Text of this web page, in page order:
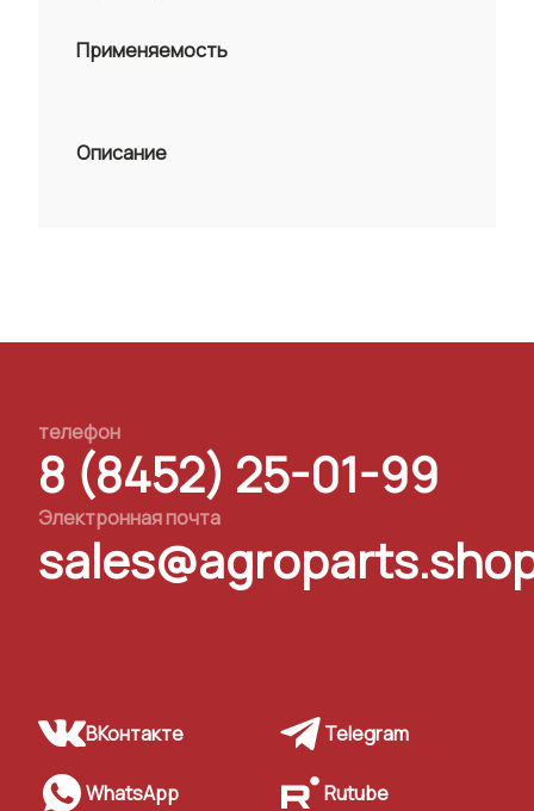
Применяемость
Описание
телефон
8 (8452) 25-01-99
Электронная почта
ВКонтакте Telegram
WhatsApp Rutube